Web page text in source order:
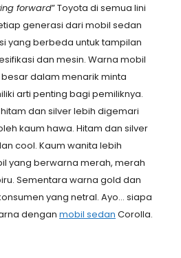
forward” Toyota di semua lini
generasi dari mobil sedan
yang berbeda untuk tampilan
dan mesin. Warna mobil
dalam menarik minta
arti penting bagi pemiliknya.
dan silver lebih digemari
kaum hawa. Hitam dan silver
cool. Kaum wanita lebih
yang berwarna merah, merah
Sementara warna gold dan
yang netral. Ayo… siapa
dengan mobil sedan Corolla.